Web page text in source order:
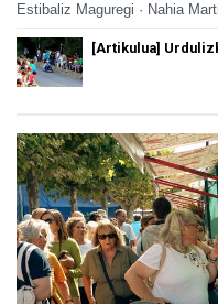
Estibaliz Maguregi · Nahia
[Artikulua]